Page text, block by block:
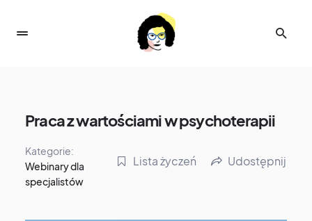
Praca z wartościami w psychoterapii
Kategorie:
Webinary dla
specjalistów
Lista życzeń Udostępnij